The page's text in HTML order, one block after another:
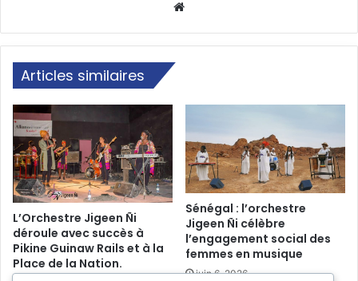
Articles similaires
L’Orchestre Jigeen Ñi
déroule avec succès à
Pikine Guinaw Rails et à la
Place de la Nation.
Sénégal : l’orchestre
Jigeen Ñi célèbre
l’engagement social des
femmes en musique
juin 6, 2026